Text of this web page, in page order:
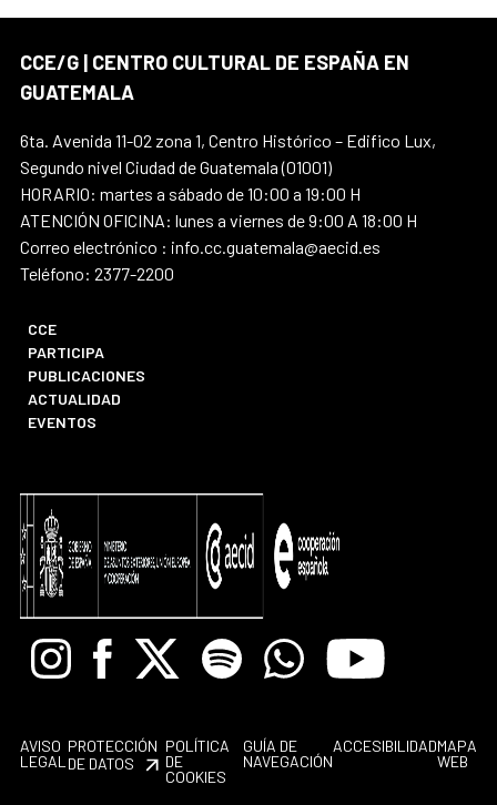
CCE/G | CENTRO CULTURAL DE ESPAÑA EN
GUATEMALA
6ta. Avenida 11-02 zona 1, Centro Histórico – Edifico Lux,
Segundo nivel Ciudad de Guatemala (01001)
HORARIO: martes a sábado de 10:00 a 19:00 H
ATENCIÓN OFICINA: lunes a viernes de 9:00 A 18:00 H
Correo electrónico : info.cc.guatemala@aecid.es
Teléfono: 2377-2200
CCE
PARTICIPA
PUBLICACIONES
ACTUALIDAD
EVENTOS
InstagramFacebook
X Spotify WhatsappYoutube
AVISO
LEGAL
PROTECCIÓN
DE DATOS
POLÍTICA
DE
COOKIES
GUÍA DE
NAVEGACIÓN
ACCESIBILIDADMAPA
WEB